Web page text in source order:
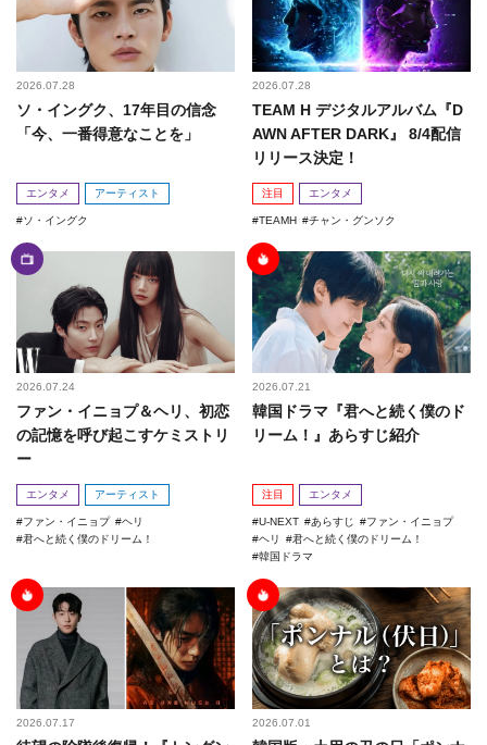
2026.07.28
ソ・イングク、17年目の信念
「今、一番得意なことを」
エンタメ アーティスト
ソ・イングク
2026.07.28
TEAM H デジタルアルバム『D
AWN AFTER DARK』 8/4配信
リリース決定！
注目 エンタメ
TEAMH チャン・グンソク
2026.07.24
ファン・イニョプ＆ヘリ、初恋
の記憶を呼び起こすケミストリ
ー
エンタメ アーティスト
ファン・イニョプ
ヘリ
君へと続く僕のドリーム！
2026.07.21
韓国ドラマ『君へと続く僕のド
リーム！』あらすじ紹介
注目 エンタメ
U-NEXT あらすじ
ファン・イニョプ
ヘリ
君へと続く僕のドリーム！
韓国ドラマ
2026.07.17 2026.07.01